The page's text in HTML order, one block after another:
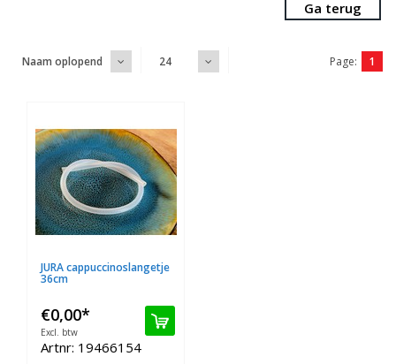
Ga terug
Naam oplopend 24 Page: 1
JURA cappuccinoslangetje
36cm
€0,00*
Excl. btw
Artnr: 19466154